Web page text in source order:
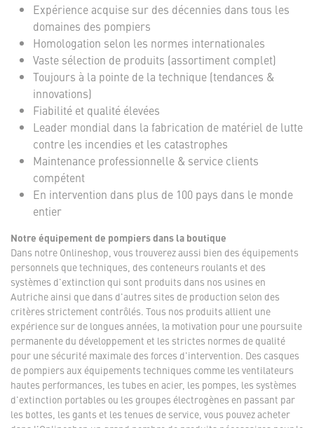
Expérience acquise sur des décennies dans tous les
domaines des pompiers
Homologation selon les normes internationales
Vaste sélection de produits (assortiment complet)
Toujours à la pointe de la technique (tendances &
innovations)
Fiabilité et qualité élevées
Leader mondial dans la fabrication de matériel de lutte
contre les incendies et les catastrophes
Maintenance professionnelle & service clients
compétent
En intervention dans plus de 100 pays dans le monde
entier
Notre équipement de pompiers dans la boutique
Dans notre Onlineshop, vous trouverez aussi bien des équipements
personnels que techniques, des conteneurs roulants et des
systèmes d'extinction qui sont produits dans nos usines en
Autriche ainsi que dans d'autres sites de production selon des
critères strictement contrôlés. Tous nos produits allient une
expérience sur de longues années, la motivation pour une poursuite
permanente du développement et les strictes normes de qualité
pour une sécurité maximale des forces d'intervention. Des casques
de pompiers aux équipements techniques comme les ventilateurs
hautes performances, les tubes en acier, les pompes, les systèmes
d'extinction portables ou les groupes électrogènes en passant par
les bottes, les gants et les tenues de service, vous pouvez acheter